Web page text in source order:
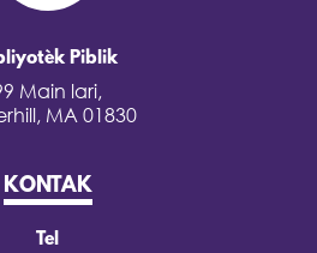
Piblik
Main lari,
MA 01830
KONTAK
Tel